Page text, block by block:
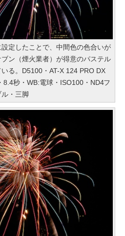
定したことで、中間色の色合いが
ン（煙火業者）が得意のパステル
る。D5100・AT-X 124 PRO DX
8.4秒・WB:電球・ISO100・ND4フ
・三脚